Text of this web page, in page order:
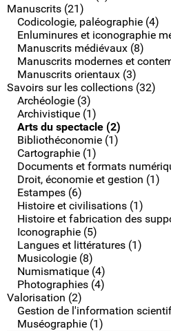
Manuscrits (21)
Codicologie, paléographie (4)
Enluminures et iconographie
Manuscrits médiévaux (8)
Manuscrits modernes et
Manuscrits orientaux (3)
Savoirs sur les collections (32)
Archéologie (3)
Archivistique (1)
Arts du spectacle (2)
Bibliothéconomie (1)
Cartographie (1)
Documents et formats
Droit, économie et gestion (1)
Estampes (6)
Histoire et civilisations (1)
Histoire et fabrication des
Iconographie (5)
Langues et littératures (1)
Musicologie (8)
Numismatique (4)
Photographies (4)
Valorisation (2)
Gestion de l'information
Muséographie (1)